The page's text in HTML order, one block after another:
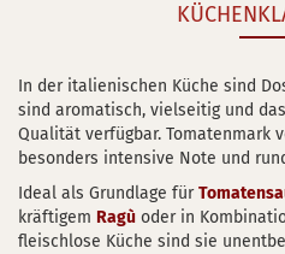
In der italienischen Küche sind
sind aromatisch, vielseitig und
Qualität verfügbar. Tomatenmark
besonders intensive Note und
Ideal als Grundlage für
kräftigem Ragù oder in
fleischlose Küche sind sie